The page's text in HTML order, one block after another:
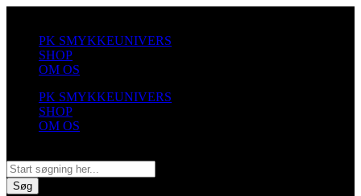
indholdPK SMYKKEUNIVERS
SHOP
OM OS
PK SMYKKEUNIVERS
SHOP
OM OS
Søg